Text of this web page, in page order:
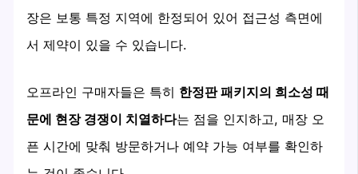
장은 보통 특정 지역에 한정되어 있어 접근성 측면에
서 제약이 있을 수 있습니다.
오프라인 구매자들은 특히 한정판 패키지의 희소성 때
문에 현장 경쟁이 치열하다는 점을 인지하고, 매장 오
픈 시간에 맞춰 방문하거나 예약 가능 여부를 확인하